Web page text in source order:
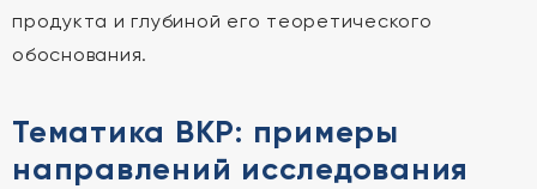
продукта и глубиной его теоретического
обоснования.
Тематика ВКР: примеры
направлений исследования